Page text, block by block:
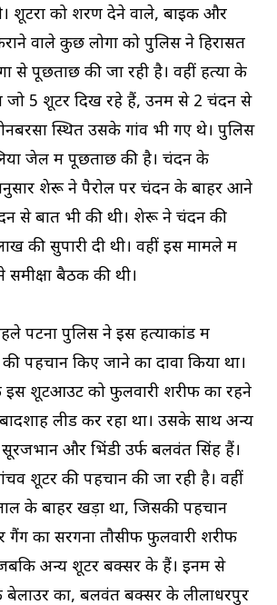
शूटरों को शरण देने वाले, बाइक और
वाले कुछ लोगों को पुलिस ने हिरासत
से पूछताछ की जा रही है। वहीं हत्या के
में जो 5 शूटर दिख रहे हैं, उनमें से 2 चंदन से
स्थित उसके गांव भी गए थे। पुलिस
जेल में पूछताछ की है। चंदन के
शेरू ने पैरोल पर चंदन के बाहर आने
से बात भी की थी। शेरू ने चंदन की
की सुपारी दी थी। वहीं इस मामले में
समीक्षा बैठक की थी।
पटना पुलिस ने इस हत्याकांड में
पहचान किए जाने का दावा किया था।
शूटआउट को फुलवारी शरीफ का रहने
लीड कर रहा था। उसके साथ अन्य
सूरजभान और भिंडी उर्फ बलवंत सिंह हैं।
शूटर की पहचान की जा रही है। वहीं
के बाहर खड़ा था, जिसकी पहचान
गैंग का सरगना तौसीफ फुलवारी शरीफ
अन्य शूटर बक्सर के हैं। इनमें से
बेलाउर का, बलवंत बक्सर के लीलाधरपुर